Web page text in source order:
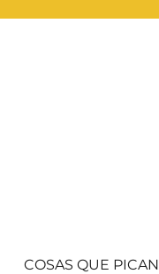
COSAS QUE PICAN